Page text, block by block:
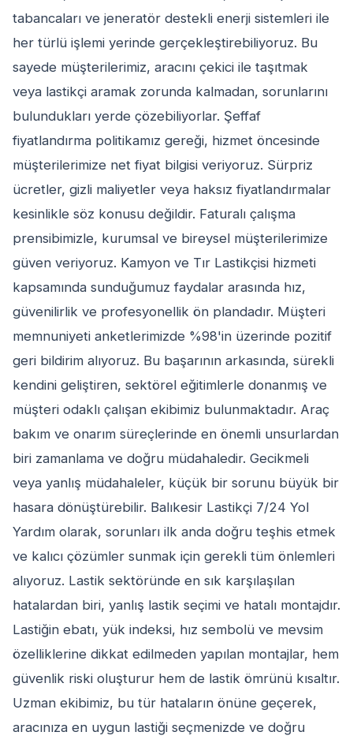
tabancaları ve jeneratör destekli enerji sistemleri ile
her türlü işlemi yerinde gerçekleştirebiliyoruz. Bu
sayede müşterilerimiz, aracını çekici ile taşıtmak
veya lastikçi aramak zorunda kalmadan, sorunlarını
bulundukları yerde çözebiliyorlar. Şeffaf
fiyatlandırma politikamız gereği, hizmet öncesinde
müşterilerimize net fiyat bilgisi veriyoruz. Sürpriz
ücretler, gizli maliyetler veya haksız fiyatlandırmalar
kesinlikle söz konusu değildir. Faturalı çalışma
prensibimizle, kurumsal ve bireysel müşterilerimize
güven veriyoruz. Kamyon ve Tır Lastikçisi hizmeti
kapsamında sunduğumuz faydalar arasında hız,
güvenilirlik ve profesyonellik ön plandadır. Müşteri
memnuniyeti anketlerimizde %98'in üzerinde pozitif
geri bildirim alıyoruz. Bu başarının arkasında, sürekli
kendini geliştiren, sektörel eğitimlerle donanmış ve
müşteri odaklı çalışan ekibimiz bulunmaktadır. Araç
bakım ve onarım süreçlerinde en önemli unsurlardan
biri zamanlama ve doğru müdahaledir. Gecikmeli
veya yanlış müdahaleler, küçük bir sorunu büyük bir
hasara dönüştürebilir. Balıkesir Lastikçi 7/24 Yol
Yardım olarak, sorunları ilk anda doğru teşhis etmek
ve kalıcı çözümler sunmak için gerekli tüm önlemleri
alıyoruz. Lastik sektöründe en sık karşılaşılan
hatalardan biri, yanlış lastik seçimi ve hatalı montajdır.
Lastiğin ebatı, yük indeksi, hız sembolü ve mevsim
özelliklerine dikkat edilmeden yapılan montajlar, hem
güvenlik riski oluşturur hem de lastik ömrünü kısaltır.
Uzman ekibimiz, bu tür hataların önüne geçerek,
aracınıza en uygun lastiği seçmenizde ve doğru